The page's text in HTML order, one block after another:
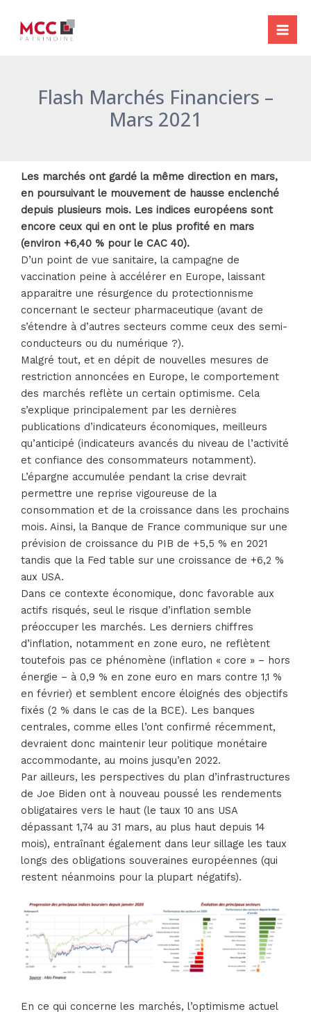
contenu
Flash Marchés Financiers –
Mars 2021
Les marchés ont gardé la même direction en mars,
en poursuivant le mouvement de hausse enclenché
depuis plusieurs mois. Les indices européens sont
encore ceux qui en ont le plus profité en mars
(environ +6,40 % pour le CAC 40).
D’un point de vue sanitaire, la campagne de
vaccination peine à accélérer en Europe, laissant
apparaitre une résurgence du protectionnisme
concernant le secteur pharmaceutique (avant de
s’étendre à d’autres secteurs comme ceux des semi-
conducteurs ou du numérique ?).
Malgré tout, et en dépit de nouvelles mesures de
restriction annoncées en Europe, le comportement
des marchés reflète un certain optimisme. Cela
s’explique principalement par les dernières
publications d’indicateurs économiques, meilleurs
qu’anticipé (indicateurs avancés du niveau de l’activité
et confiance des consommateurs notamment).
L’épargne accumulée pendant la crise devrait
permettre une reprise vigoureuse de la
consommation et de la croissance dans les prochains
mois. Ainsi, la Banque de France communique sur une
prévision de croissance du PIB de +5,5 % en 2021
tandis que la Fed table sur une croissance de +6,2 %
aux USA.
Dans ce contexte économique, donc favorable aux
actifs risqués, seul le risque d’inflation semble
préoccuper les marchés. Les derniers chiffres
d’inflation, notamment en zone euro, ne reflètent
toutefois pas ce phénomène (inflation « core » – hors
énergie – à 0,9 % en zone euro en mars contre 1,1 %
en février) et semblent encore éloignés des objectifs
fixés (2 % dans le cas de la BCE). Les banques
centrales, comme elles l’ont confirmé récemment,
devraient donc maintenir leur politique monétaire
accommodante, au moins jusqu’en 2022.
Par ailleurs, les perspectives du plan d’infrastructures
de Joe Biden ont à nouveau poussé les rendements
obligataires vers le haut (le taux 10 ans USA
dépassant 1,74 au 31 mars, au plus haut depuis 14
mois), entraînant également dans leur sillage les taux
longs des obligations souveraines européennes (qui
restent néanmoins pour la plupart négatifs).
En ce qui concerne les marchés, l’optimisme actuel
des
articles